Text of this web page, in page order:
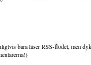
bara läser RSS-flödet, men